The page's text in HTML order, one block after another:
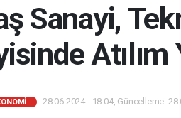
Sanayi,
Atılım
28.06.2024 - 18:04, Güncelleme: